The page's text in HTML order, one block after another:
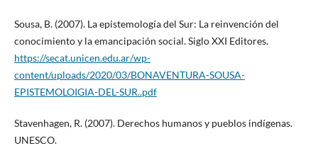
Sousa, B. (2007). La epistemología del Sur: La reinvención del
conocimiento y la emancipación social. Siglo XXI Editores.
https://secat.unicen.edu.ar/wp-
content/uploads/2020/03/BONAVENTURA-SOUSA-
EPISTEMOLOIGIA-DEL-SUR..pdf
Stavenhagen, R. (2007). Derechos humanos y pueblos indígenas.
UNESCO.